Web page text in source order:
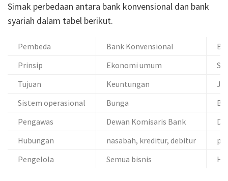
Simak perbedaan antara bank konvensional dan bank
syariah dalam tabel berikut.
Pembeda Bank Konvensional
Prinsip
Ekonomi umum
Tujuan
Keuntungan
Sistem operasional
Bunga
Pengawas
Dewan Komisaris Bank
Hubungan
nasabah, kreditur, debitur
Pengelola
Semua bisnis